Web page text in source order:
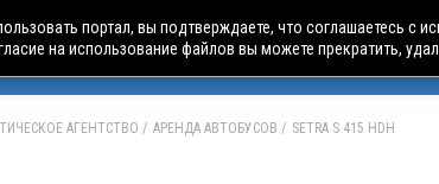
АВТОБУСНЫЕ ТУРЫ АВИА ПУТЕШЕСТВИЯ
АГЕНТСТВО АРЕНДА АВТОБУСОВ SETRA S 415 HDH
портал, вы подтверждаете, что соглашаетесь с
на использование файлов вы можете прекратить,